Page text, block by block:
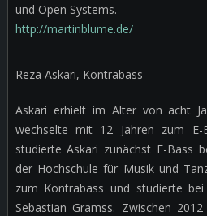
und Open Systems.
http://martinblume.de/
Reza Askari, Kontrabass
Askari erhielt im Alter von acht
wechselte mit 12 Jahren zum
studierte Askari zunächst E-Bass
der Hochschule für Musik und
zum Kontrabass und studierte
Sebastian Gramss. Zwischen